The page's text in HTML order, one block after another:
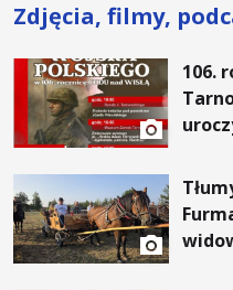
Zdjęcia, filmy,
106.